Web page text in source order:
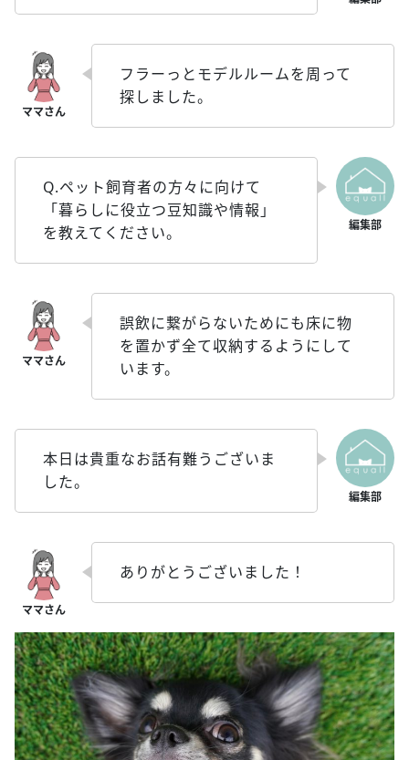
フラーっとモデルルームを周って
探しました。
Q.ペット飼育者の方々に向けて
「暮らしに役立つ豆知識や情報」
を教えてください。
誤飲に繋がらないためにも床に物
を置かず全て収納するようにして
います。
本日は貴重なお話有難うございま
した。
ありがとうございました！